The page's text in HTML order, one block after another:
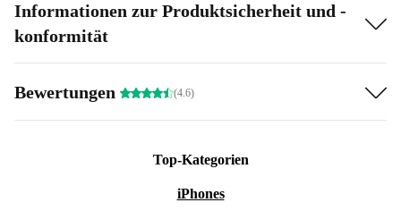
Informationen zur Produktsicherheit und -
konformität
Bewertungen (4.6)
Top-Kategorien
iPhones